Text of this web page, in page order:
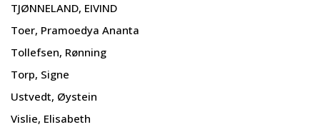
TJØNNELAND, EIVIND
Toer, Pramoedya Ananta
Tollefsen, Rønning
Torp, Signe
Ustvedt, Øystein
Vislie, Elisabeth